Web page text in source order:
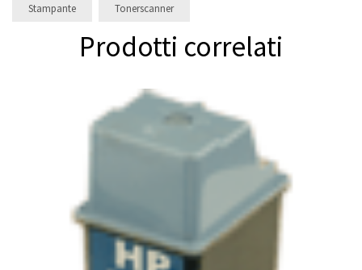
Stampante Tonerscanner
Prodotti correlati